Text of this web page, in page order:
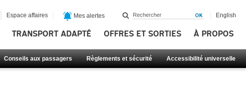
TRANSPORT ADAPTÉ OFFRES ET SORTIES À PROPOS
Conseils aux passagers Règlements et sécurité Accessibilité universelle
Espace affaires Mes alertes English